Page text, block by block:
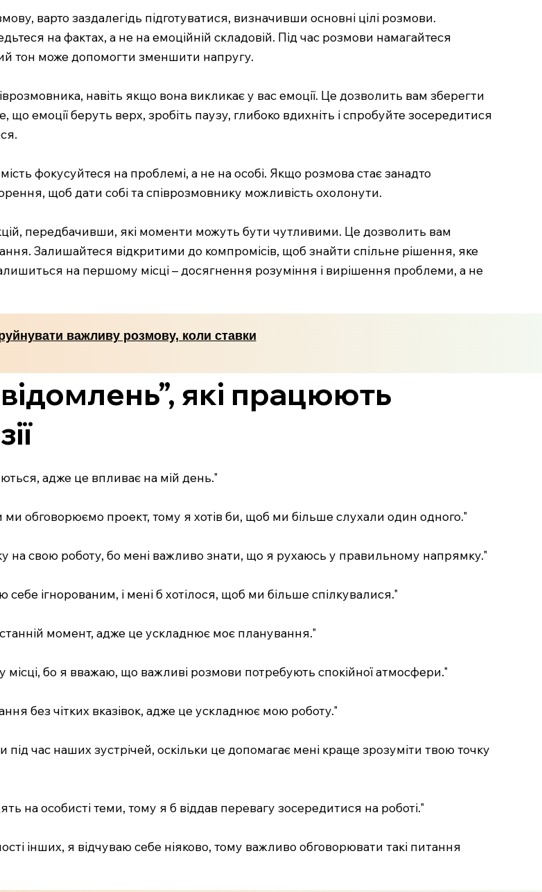
варто заздалегідь підготуватися, визначивши основні цілі розмови.
на фактах, а не на емоційній складовій. Під час розмови намагайтеся
тон може допомогти зменшити напругу.
навіть якщо вона викликає у вас емоції. Це дозволить вам зберегти
емоції беруть верх, зробіть паузу, глибоко вдихніть і спробуйте зосередитися
фокусуйтеся на проблемі, а не на особі. Якщо розмова стає занадто
щоб дати собі та співрозмовнику можливість охолонути.
передбачивши, які моменти можуть бути чутливими. Це дозволить вам
Залишайтеся відкритими до компромісів, щоб знайти спільне рішення, яке
на першому місці – досягнення розуміння і вирішення проблеми, а не
важливу розмову, коли ставки
які працюють
адже це впливає на мій день."
ми обговорюємо проект, тому я хотів би, щоб ми більше слухали один одного."
на свою роботу, бо мені важливо знати, що я рухаюсь у правильному напрямку."
ігнорованим, і мені б хотілося, щоб ми більше спілкувалися."
момент, адже це ускладнює моє планування."
бо я вважаю, що важливі розмови потребують спокійної атмосфери."
без чітких вказівок, адже це ускладнює мою роботу."
час наших зустрічей, оскільки це допомагає мені краще зрозуміти твою точку
на особисті теми, тому я б віддав перевагу зосередитися на роботі."
інших, я відчуваю себе ніяково, тому важливо обговорювати такі питання